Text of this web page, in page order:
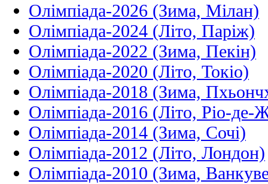
Олімпіада-2026 (Зима, Мілан)
Олімпіада-2024 (Літо, Паріж)
Олімпіада-2022 (Зима, Пекін)
Олімпіада-2020 (Літо, Токіо)
Олімпіада-2018 (Зима,
Олімпіада-2016 (Літо, Ріо-де-
Олімпіада-2014 (Зима, Сочі)
Олімпіада-2012 (Літо, Лондон)
Олімпіада-2010 (Зима,